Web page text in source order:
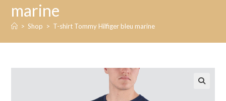
marine
> Shop > T-shirt Tommy Hilfiger bleu marine